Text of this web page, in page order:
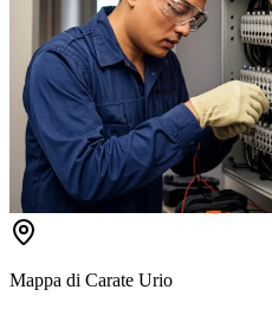
Mappa di Carate Urio